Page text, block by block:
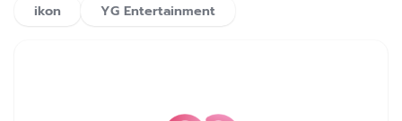
ikon YG Entertainment